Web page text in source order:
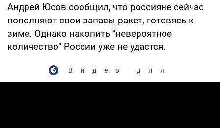
Андрей Юсов сообщил, что россияне сейчас
пополняют свои запасы ракет, готовясь к
зиме. Однако накопить "невероятное
количество" России уже не удастся.
Видео дня